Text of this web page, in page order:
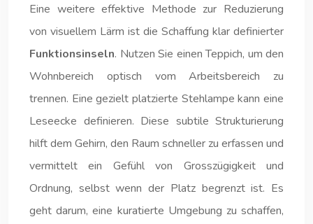
Eine weitere effektive Methode zur Reduzierung
von visuellem Lärm ist die Schaffung klar definierter
Funktionsinseln. Nutzen Sie einen Teppich, um den
Wohnbereich optisch vom Arbeitsbereich zu
trennen. Eine gezielt platzierte Stehlampe kann eine
Leseecke definieren. Diese subtile Strukturierung
hilft dem Gehirn, den Raum schneller zu erfassen und
vermittelt ein Gefühl von Grosszügigkeit und
Ordnung, selbst wenn der Platz begrenzt ist. Es
geht darum, eine kuratierte Umgebung zu schaffen,